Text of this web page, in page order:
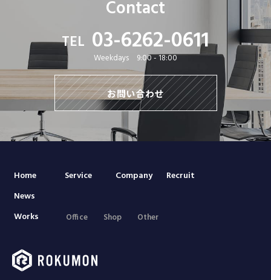
Contact
TEL 03-6262-0611
Weekdays 9:00 - 18:00
お問い合わせ
Home Service Company
Recruit
News
Works
Office Shop Other